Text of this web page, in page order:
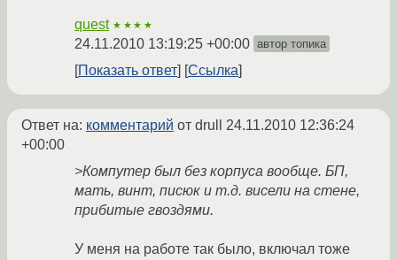
quest ★★★★
24.11.2010 13:19:25 +00:00 автор топика
Показать ответ Ссылка
Ответ на: комментарий от drull 24.11.2010 12:36:24
+00:00
>Компутер был без корпуса вообще. БП,
мать, винт, писюк и т.д. висели на стене,
прибитые гвоздями.
У меня на работе так было, включал тоже